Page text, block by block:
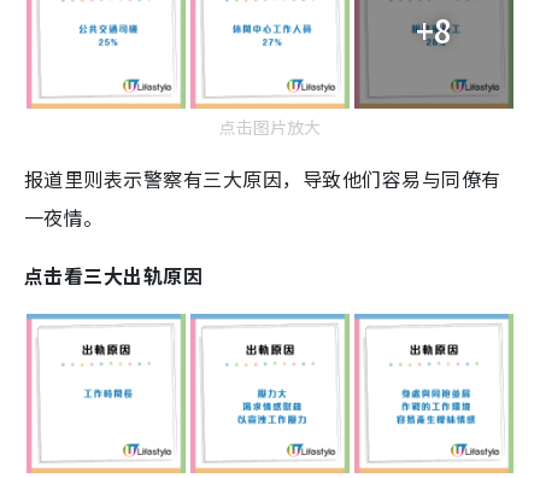
+8
点击图片放大
报道里则表示警察有三大原因，导致他们容易与同僚有
一夜情。
点击看三大出轨原因